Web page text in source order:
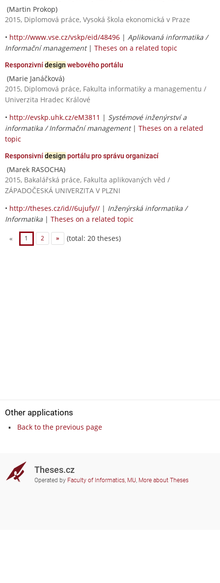
(Martin Prokop)
2015, Diplomová práce, Vysoká škola ekonomická v Praze
• http://www.vse.cz/vskp/eid/48496 | Aplikovaná informatika /
Informační management| Theses on a related topic
Responzivnídesign webového portálu
(Marie Janáčková)
2015, Diplomová práce, Fakulta informatiky a managementu /
Univerzita Hradec Králové
• http://evskp.uhk.cz/eM3811 | Systémové inženýrství a
informatika / Informační management| Theses on a related
topic
Responsivnídesign portálu pro správu organizací
(Marek RASOCHA)
2015, Bakalářská práce, Fakulta aplikovaných věd /
ZÁPADOČESKÁ UNIVERZITA V PLZNI
• http://theses.cz/id//6ujufy// | Inženýrská informatika /
Informatika | Theses on a related topic
« 1 2 » (total: 20 theses)
Other applications
Back to the previous page
Theses.cz
Operated by Faculty of Informatics, MU, More about Theses